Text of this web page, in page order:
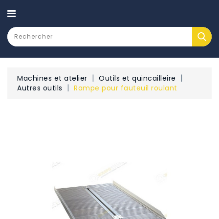
CATEGORY
Machines et atelier
Outils et quincailleire
Autres outils
Rampe pour fauteuil roulant